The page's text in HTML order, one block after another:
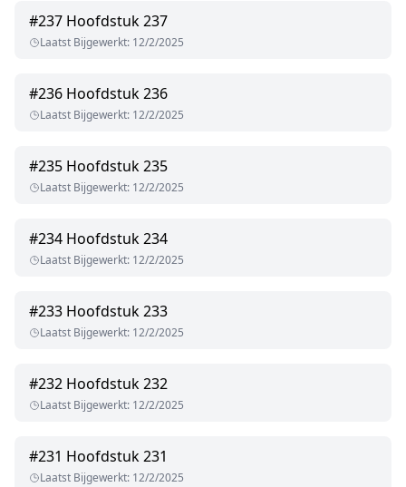
#237 Hoofdstuk 237
Laatst Bijgewerkt: 12/2/2025
#236 Hoofdstuk 236
Laatst Bijgewerkt: 12/2/2025
#235 Hoofdstuk 235
Laatst Bijgewerkt: 12/2/2025
#234 Hoofdstuk 234
Laatst Bijgewerkt: 12/2/2025
#233 Hoofdstuk 233
Laatst Bijgewerkt: 12/2/2025
#232 Hoofdstuk 232
Laatst Bijgewerkt: 12/2/2025
#231 Hoofdstuk 231
Laatst Bijgewerkt: 12/2/2025